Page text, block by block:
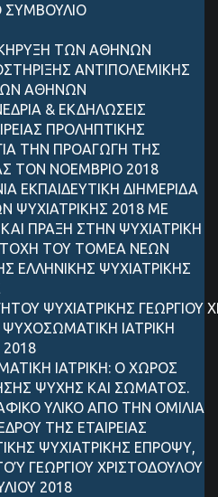
ΣΥΜΒΟΥΛΙΟ
ΤΩΝ ΑΘΗΝΩΝ
ANTIΠΟΛΕΜΙΚΗΣ
ΑΘΗΝΩΝ
& ΕΚΔΗΛΩΣΕΙΣ
ΠΡΟΛΗΠΤΙΚΗΣ
ΤΗΝ ΠΡΟΑΓΩΓΗ ΤΗΣ
ΤΟΝ ΝΟΕΜΒΡΙΟ 2018
ΕΚΠΑΙΔΕΥΤΙΚΗ ΔΙΗΜΕΡΙΔΑ
ΨΥΧΙΑΤΡΙΚΗΣ 2018 ΜΕ
ΠΡΑΞΗ ΣΤΗΝ ΨΥΧΙΑΤΡΙΚΗ
ΤΟΥ ΤΟΜΕΑ ΝΕΩΝ
ΕΛΛΗΝΙΚΗΣ ΨΥΧΙΑΤΡΙΚΗΣ
ΨΥΧΙΑΤΡΙΚΗΣ ΓEΩΡΓIΟΥ
ΙΑΤΡΙΚΗ
2018
ΙΑΤΡΙΚΗ: Ο ΧΩΡΟΣ
ΨΥΧΗΣ ΚΑΙ ΣΩΜΑΤΟΣ.
ΥΛΙΚΟ ΑΠΟ ΤΗΝ ΟΜΙΛΙΑ
ΤΗΣ ΕΤΑΙΡΕΙΑΣ
ΨΥΧΙΑΤΡΙΚΗΣ ΕΠΡΟΨΥ,
ΓΕΩΡΓΙΟΥ ΧΡΙΣΤΟΔΟΥΛΟΥ
2018